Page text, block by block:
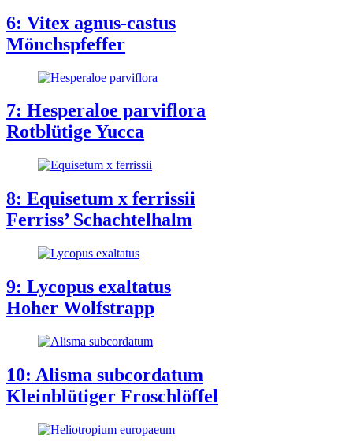
6: Vitex agnus-castus
Mönchspfeffer
7: Hesperaloe parviflora
Rotblütige Yucca
8: Equisetum x ferrissii
Ferriss’ Schachtelhalm
9: Lycopus exaltatus
Hoher Wolfstrapp
10: Alisma subcordatum
Kleinblütiger Froschlöffel